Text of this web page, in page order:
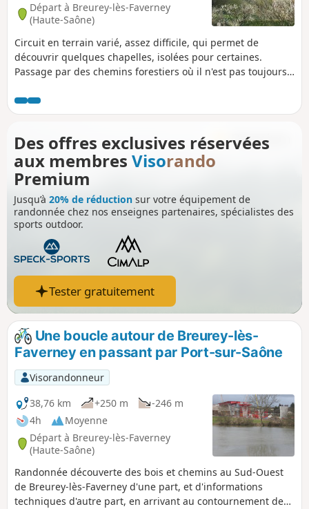
Départ à Breurey-lès-Faverney
(Haute-Saône)
Circuit en terrain varié, assez difficile, qui permet de
découvrir quelques chapelles, isolées pour certaines.
Passage par des chemins forestiers où il n'est pas toujours
traversés, donne un bon aperçu des constructions
régionales avec de très beaux clochers vernissés.
Des offres exclusives réservées
aux membres Visorando
Premium
Jusqu’à 20% de réduction sur votre équipement de
randonnée chez nos enseignes partenaires, spécialistes des
sports outdoor.
Tester gratuitement
Une boucle autour de Breurey-lès-
Faverney en passant par Port-sur-Saône
Visorandonneur
38,76 km
+250 m
-246 m
4h
Moyenne
Départ à Breurey-lès-Faverney
(Haute-Saône)
Randonnée découverte des bois et chemins au Sud-Ouest
de Breurey-lès-Faverney d'une part, et d'informations
techniques d'autre part, en arrivant au contournement de